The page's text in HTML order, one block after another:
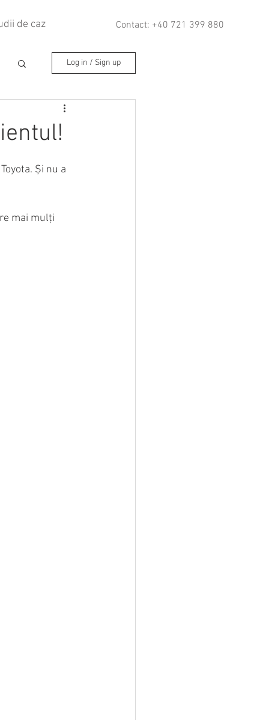
de caz Contact: +40 721 399 880
Log in / Sign up
Și nu a
mai mulți